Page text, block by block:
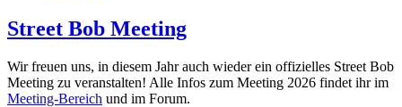
Street Bob Meeting
Wir freuen uns, in diesem Jahr auch wieder ein offizielles Street Bob
Meeting zu veranstalten! Alle Infos zum Meeting 2026 findet ihr im
Meeting-Bereich und im Forum.